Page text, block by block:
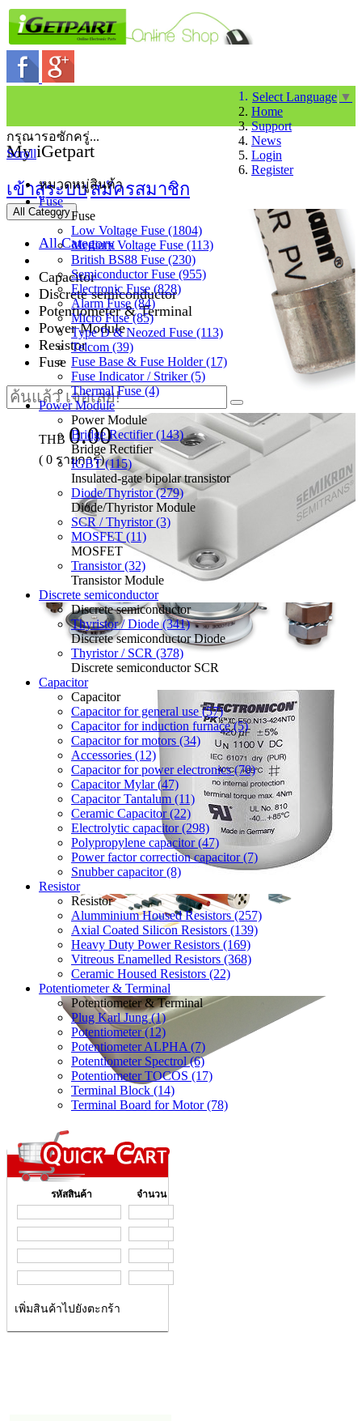
Select Language ▼
Home
Support
News
Login
Register
My iGetpart
เข้าสู่ระบบสมัครสมาชิก
All Category
All Category
Capacitor
Discrete semiconductor
Potentiometer & Terminal
Power Module
Resistor
Fuse
THB 0.00
( 0 รายการ)
กรุณารอซักครู่...
Scroll
หมวดหมู่สินค้า
Fuse
Fuse
Low Voltage Fuse (1804)
Medium Voltage Fuse (113)
British BS88 Fuse (230)
Semiconductor Fuse (955)
Electronic Fuse (828)
Alarm Fuse (84)
Micro Fuse (85)
Type D & Neozed Fuse (113)
Telcom (39)
Fuse Base & Fuse Holder (17)
Fuse Indicator / Striker (5)
Thermal Fuse (4)
Power Module
Power Module
Bridge Rectifier (143)
Bridge Rectifier
IGBT (115)
Insulated-gate bipolar transistor
Diode/Thyristor (279)
Diode/Thyristor Module
SCR / Thyristor (3)
MOSFET (11)
MOSFET
Transistor (32)
Transistor Module
Discrete semiconductor
Discrete semiconductor
Thyristor / Diode (341)
Discrete semiconductor Diode
Thyristor / SCR (378)
Discrete semiconductor SCR
Capacitor
Capacitor
Capacitor for general use (57)
Capacitor for induction furnace (5)
Capacitor for motors (34)
Accessories (12)
Capacitor for power electronics (70)
Capacitor Mylar (47)
Capacitor Tantalum (11)
Ceramic Capacitor (22)
Electrolytic capacitor (298)
Polypropylene capacitor (47)
Power factor correction capacitor (7)
Snubber capacitor (8)
Resistor
Resistor
Alumminium Housed Resistors (257)
Axial Coated Silicon Resistors (139)
Heavy Duty Power Resistors (169)
Vitreous Enamelled Resistors (368)
Ceramic Housed Resistors (22)
Potentiometer & Terminal
Potentiometer & Terminal
Plug Karl Jung (1)
Potentiometer (12)
Potentiometer ALPHA (7)
Potentiometer Spectrol (6)
Potentiometer TOCOS (17)
Terminal Block (14)
Terminal Board for Motor (78)
รหัสสินค้า จำนวน
เพิ่มสินค้าไปยังตะกร้า